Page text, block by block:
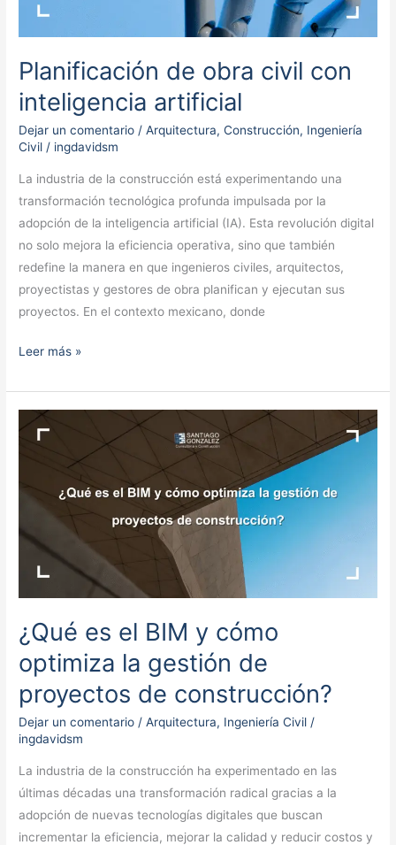
Planificación de obra civil con
inteligencia artificial
Dejar un comentario /Arquitectura,Construcción, Ingeniería
Civil / ingdavidsm
La industria de la construcción está experimentando una
transformación tecnológica profunda impulsada por la
adopción de la inteligencia artificial (IA). Esta revolución digital
no solo mejora la eficiencia operativa, sino que también
redefine la manera en que ingenieros civiles, arquitectos,
proyectistas y gestores de obra planifican y ejecutan sus
proyectos. En el contexto mexicano, donde
Leer más »
¿Qué es el BIM y cómo
optimiza la gestión de
proyectos de construcción?
Dejar un comentario /Arquitectura, Ingeniería Civil /
ingdavidsm
La industria de la construcción ha experimentado en las
últimas décadas una transformación radical gracias a la
adopción de nuevas tecnologías digitales que buscan
incrementar la eficiencia, mejorar la calidad y reducir costos y
¿Qué
cómo
optimiza
gestión
proyectos
de
construcción?